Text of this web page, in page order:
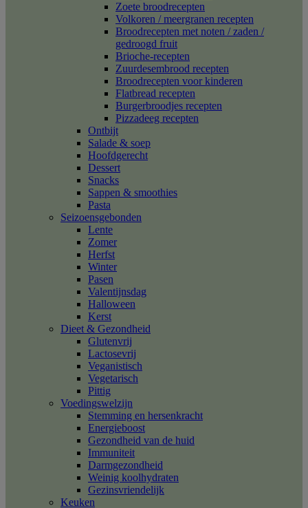
Zoete broodrecepten
Volkoren / meergranen recepten
Broodrecepten met noten / zaden /
gedroogd fruit
Brioche-recepten
Zuurdesembrood recepten
Broodrecepten voor kinderen
Flatbread recepten
Burgerbroodjes recepten
Pizzadeeg recepten
Ontbijt
Salade & soep
Hoofdgerecht
Dessert
Snacks
Sappen & smoothies
Pasta
Seizoensgebonden
Lente
Zomer
Herfst
Winter
Pasen
Valentijnsdag
Halloween
Kerst
Dieet & Gezondheid
Glutenvrij
Lactosevrij
Veganistisch
Vegetarisch
Pittig
Voedingswelzijn
Stemming en hersenkracht
Energieboost
Gezondheid van de huid
Immuniteit
Darmgezondheid
Weinig koolhydraten
Gezinsvriendelijk
Keuken